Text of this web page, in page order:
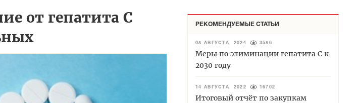
от гепатита С
РЕКОМЕНДУЕМЫЕ СТАТЬИ
08 АВГУСТА 2024 3586
Меры по элиминации гепатита С к
2030 году
14 АВГУСТА 2022 16702
Итоговый отчёт по закупкам